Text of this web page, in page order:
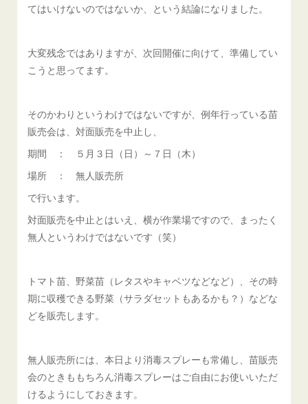
てはいけないのではないか、という結論になりました。
大変残念ではありますが、次回開催に向けて、準備してい
こうと思ってます。
そのかわりというわけではないですが、例年行っている苗
販売会は、対面販売を中止し、
期間 ： ５月３日（日）～７日（木）
場所 ： 無人販売所
で行います。
対面販売を中止とはいえ、横が作業場ですので、まったく
無人というわけではないです（笑）
トマト苗、野菜苗（レタスやキャベツなどなど）、その時
期に収穫できる野菜（サラダセットもあるかも？）などな
どを販売します。
無人販売所には、本日より消毒スプレーも常備し、苗販売
会のときももちろん消毒スプレーはご自由にお使いいただ
けるようにしておきます。